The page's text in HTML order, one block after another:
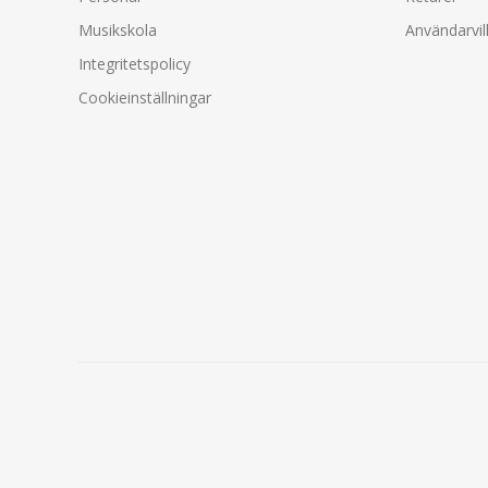
Musikskola
Integritetspolicy
Cookieinställningar